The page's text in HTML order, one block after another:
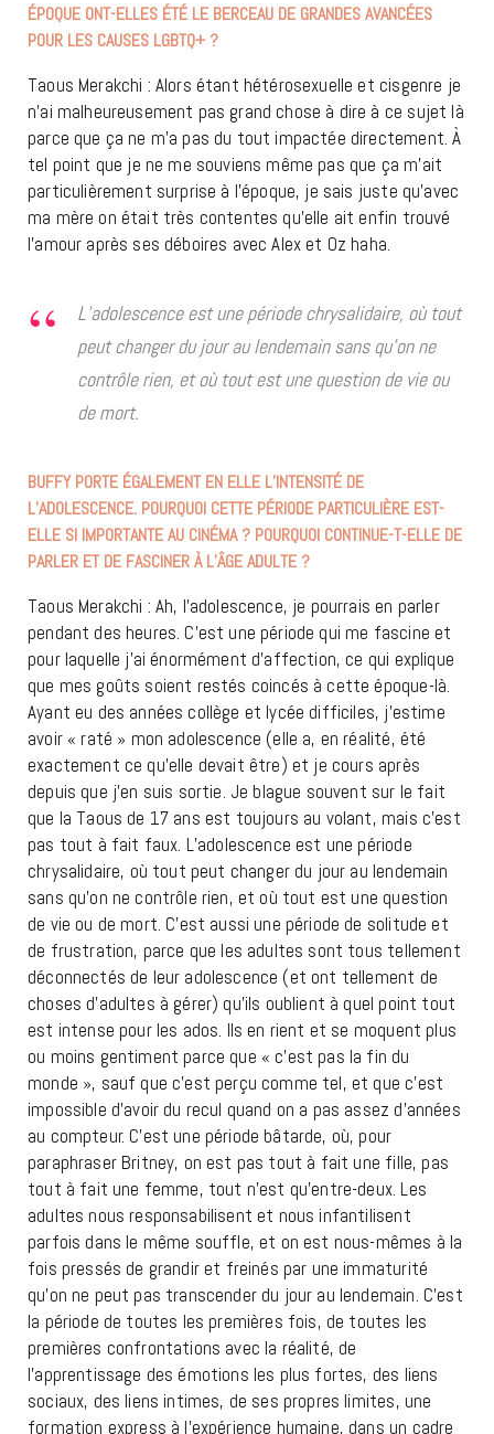
ÉPOQUE ONT-ELLES ÉTÉ LE BERCEAU DE GRANDES AVANCÉES
POUR LES CAUSES LGBTQ+ ?
Taous Merakchi : Alors étant hétérosexuelle et cisgenre je
n’ai malheureusement pas grand chose à dire à ce sujet là
parce que ça ne m’a pas du tout impactée directement. À
tel point que je ne me souviens même pas que ça m’ait
particulièrement surprise à l’époque, je sais juste qu’avec
ma mère on était très contentes qu’elle ait enfin trouvé
l’amour après ses déboires avec Alex et Oz haha.
L’adolescence est une période chrysalidaire, où tout
peut changer du jour au lendemain sans qu’on ne
contrôle rien, et où tout est une question de vie ou
de mort.
BUFFY PORTE ÉGALEMENT EN ELLE L’INTENSITÉ DE
L’ADOLESCENCE. POURQUOI CETTE PÉRIODE PARTICULIÈRE EST-
ELLE SI IMPORTANTE AU CINÉMA ? POURQUOI CONTINUE-T-ELLE DE
PARLER ET DE FASCINER À L’ÂGE ADULTE ?
Taous Merakchi : Ah, l’adolescence, je pourrais en parler
pendant des heures. C’est une période qui me fascine et
pour laquelle j’ai énormément d’affection, ce qui explique
que mes goûts soient restés coincés à cette époque-là.
Ayant eu des années collège et lycée difficiles, j’estime
avoir « raté » mon adolescence (elle a, en réalité, été
exactement ce qu’elle devait être) et je cours après
depuis que j’en suis sortie. Je blague souvent sur le fait
que la Taous de 17 ans est toujours au volant, mais c’est
pas tout à fait faux. L’adolescence est une période
chrysalidaire, où tout peut changer du jour au lendemain
sans qu’on ne contrôle rien, et où tout est une question
de vie ou de mort. C’est aussi une période de solitude et
de frustration, parce que les adultes sont tous tellement
déconnectés de leur adolescence (et ont tellement de
choses d’adultes à gérer) qu’ils oublient à quel point tout
est intense pour les ados. Ils en rient et se moquent plus
ou moins gentiment parce que « c’est pas la fin du
monde », sauf que c’est perçu comme tel, et que c’est
impossible d’avoir du recul quand on a pas assez d’années
au compteur. C’est une période bâtarde, où, pour
paraphraser Britney, on est pas tout à fait une fille, pas
tout à fait une femme, tout n’est qu’entre-deux. Les
adultes nous responsabilisent et nous infantilisent
parfois dans le même souffle, et on est nous-mêmes à la
fois pressés de grandir et freinés par une immaturité
qu’on ne peut pas transcender du jour au lendemain. C’est
la période de toutes les premières fois, de toutes les
premières confrontations avec la réalité, de
l’apprentissage des émotions les plus fortes, des liens
sociaux, des liens intimes, de ses propres limites, une
formation express à l’expérience humaine, dans un cadre